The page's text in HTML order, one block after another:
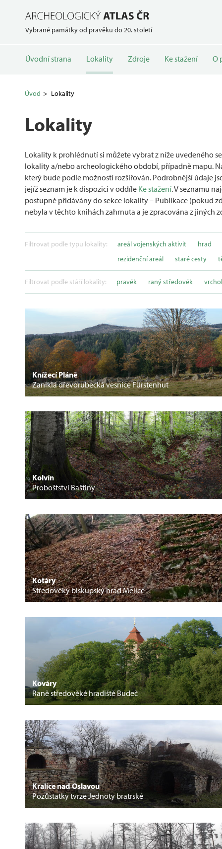
Vybrané památky od pravěku do 20. století
Úvodní strana Lokality Zdroje Ke stažení O
Úvod Lokality
Lokality
Lokality k prohlédnutí si můžete vybrat z níže uvedeného
lokality a/nebo archeologického období, případně mapu.
který bude podle možností rozšiřován. Podrobnější údaje
jejíž seznam je k dispozici v oddíle Ke stažení. V seznamu
postupně přidávány do sekce lokality – Publikace (pokud
nebyla v těchto knihách zahrnuta a je zpracována z jiných
Filtrovat podle typu lokality: areál vojenských aktivit
hrad
rezidenční areál
staré cesty
Filtrovat podle stáří lokality: pravěk raný středověk
Knížecí Pláně
Zaniklá dřevorubecká vesnice Fürstenhut
Kolvín
Proboštství Baštiny
Kotáry
Středověký biskupský hrad Melice
Kováry
Raně středověké hradiště Budeč
Kralice nad Oslavou
Pozůstatky tvrze Jednoty bratrské